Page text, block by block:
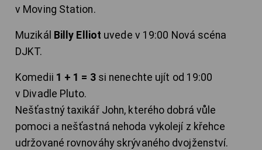
v Moving Station.
Muzikál Billy Elliot uvede v 19:00 Nová scéna
DJKT.
Komedii 1 + 1 = 3si nenechte ujít od 19:00
v Divadle Pluto.
Nešťastný taxikář John, kterého dobrá vůle
pomoci a nešťastná nehoda vykolejí z křehce
udržované rovnováhy skrývaného dvojženství.